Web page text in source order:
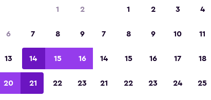
d'Europa 2023
1 2
6 7 8 9
13 14 15 16
20 21 22 23
1 2 3 4
7 8 9 10 11
14 15 16 17 18
21 22 23 24 25